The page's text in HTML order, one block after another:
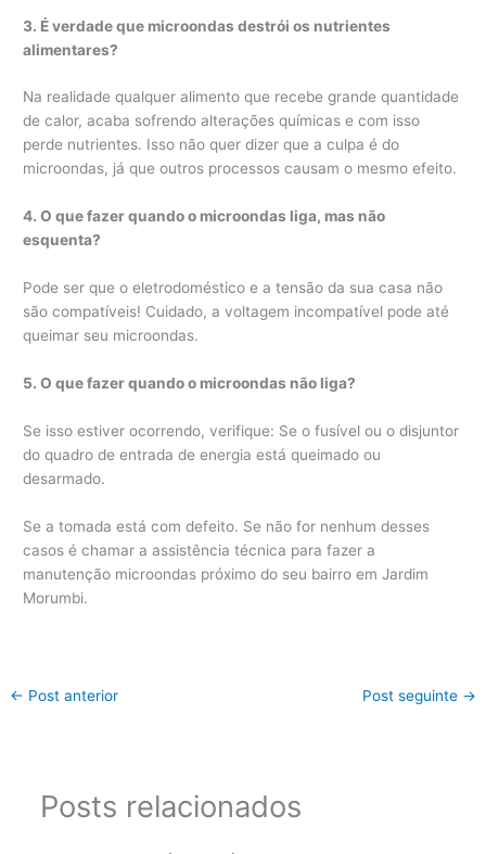
3. É verdade que microondas destrói os nutrientes
alimentares?
Na realidade qualquer alimento que recebe grande quantidade
de calor, acaba sofrendo alterações químicas e com isso
perde nutrientes. Isso não quer dizer que a culpa é do
microondas, já que outros processos causam o mesmo efeito.
4. O que fazer quando o microondas liga, mas não
esquenta?
Pode ser que o eletrodoméstico e a tensão da sua casa não
são compatíveis! Cuidado, a voltagem incompatível pode até
queimar seu microondas.
5. O que fazer quando o microondas não liga?
Se isso estiver ocorrendo, verifique: Se o fusível ou o disjuntor
do quadro de entrada de energia está queimado ou
desarmado.
Se a tomada está com defeito. Se não for nenhum desses
casos é chamar a assistência técnica para fazer a
manutenção microondas próximo do seu bairro em Jardim
Morumbi.
← Post anterior Post seguinte →
Posts relacionados